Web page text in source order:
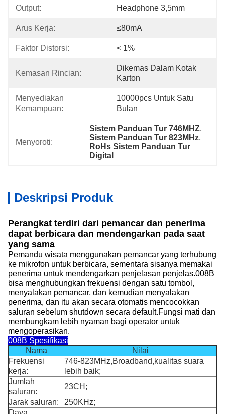
Output: Headphone 3,5mm
Arus Kerja: ≤80mA
Faktor Distorsi: < 1%
Kemasan Rincian:
Dikemas Dalam Kotak
Karton
Menyediakan
Kemampuan:
10000pcs Untuk Satu
Bulan
Menyoroti:
Sistem Panduan Tur 746MHZ,
Sistem Panduan Tur 823MHz,
RoHs Sistem Panduan Tur
Digital
Deskripsi Produk
Perangkat terdiri dari pemancar dan penerima
dapat berbicara dan mendengarkan pada saat
yang sama
Pemandu wisata menggunakan pemancar yang terhubung
ke mikrofon untuk berbicara, sementara sisanya memakai
penerima untuk mendengarkan penjelasan penjelas.008B
bisa menghubungkan frekuensi dengan satu tombol,
menyalakan pemancar, dan kemudian menyalakan
penerima, dan itu akan secara otomatis mencocokkan
saluran sebelum shutdown secara default.Fungsi mati dan
membungkam lebih nyaman bagi operator untuk
mengoperasikan.
008B Spesifikasi
Nama
Nilai
Frekuensi
kerja:
746-823MHz,Broadband,kualitas suara
lebih baik;
Jumlah
saluran:
23CH;
Jarak saluran:
250KHz;